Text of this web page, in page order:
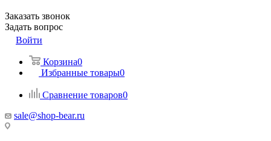
Заказать звонок
Задать вопрос
Войти
Корзина0
Избранные товары0
Сравнение товаров0
sale@shop-bear.ru